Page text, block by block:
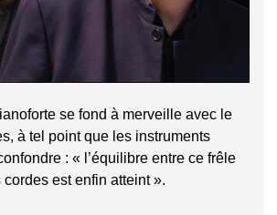
se fond à merveille avec le
à tel point que les instruments
: « l’équilibre entre ce frêle
est enfin atteint ».